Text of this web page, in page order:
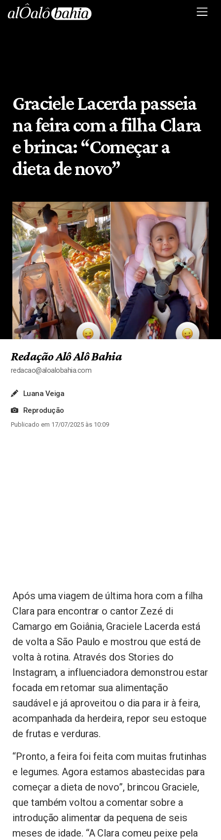
Graciele Lacerda passeia
na feira com a filha Clara
e brinca: “Começar a
dieta de novo”
Redação Alô Alô Bahia
redacao@aloalobahia.com
Luana Veiga
Reprodução
Publicado em 17/07/2025 às 10:09
Após uma viagem de última hora com a filha
Clara para encontrar o cantor Zezé di
Camargo em Goiânia, Graciele Lacerda está
de volta a São Paulo e mostrou que está de
volta à rotina. Através dos Stories do
Instagram, a influenciadora demonstrou estar
focada em retomar sua alimentação
saudável e já aproveitou o dia para ir à feira,
acompanhada da herdeira, repor seu estoque
de frutas e verduras.
“Pronto, a feira foi feita com muitas frutinhas
e legumes. Agora estamos abastecidas para
começar a dieta de novo”, brincou Graciele,
que também voltou a comentar sobre a
introdução alimentar da pequena de seis
meses de idade. “A Clara comeu peixe pela